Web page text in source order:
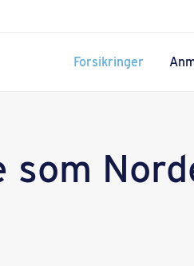
Forsikringer
som